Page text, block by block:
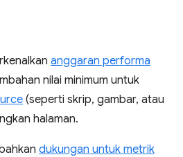
anggaran performa
nilai minimum untuk
(seperti skrip, gambar, atau
halaman.
dukungan untuk metrik